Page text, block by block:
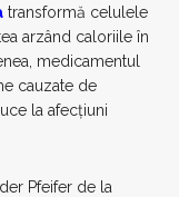
transformă celulele
arzând caloriile în
medicamentul
cauzate de
la afecţiuni
Pfeifer de la